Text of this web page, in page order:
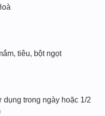
tiêu, bột ngọt
trong ngày hoặc 1/2